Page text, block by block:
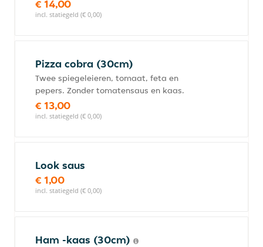
€ 14,00
incl. statiegeld (€ 0,00)
Pizza cobra (30cm)
Twee spiegeleieren, tomaat, feta en
pepers. Zonder tomatensaus en kaas.
€ 13,00
incl. statiegeld (€ 0,00)
Look saus
€ 1,00
incl. statiegeld (€ 0,00)
Ham -kaas (30cm)